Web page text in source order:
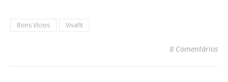
Bons Vícios Vivafit
8 Comentários